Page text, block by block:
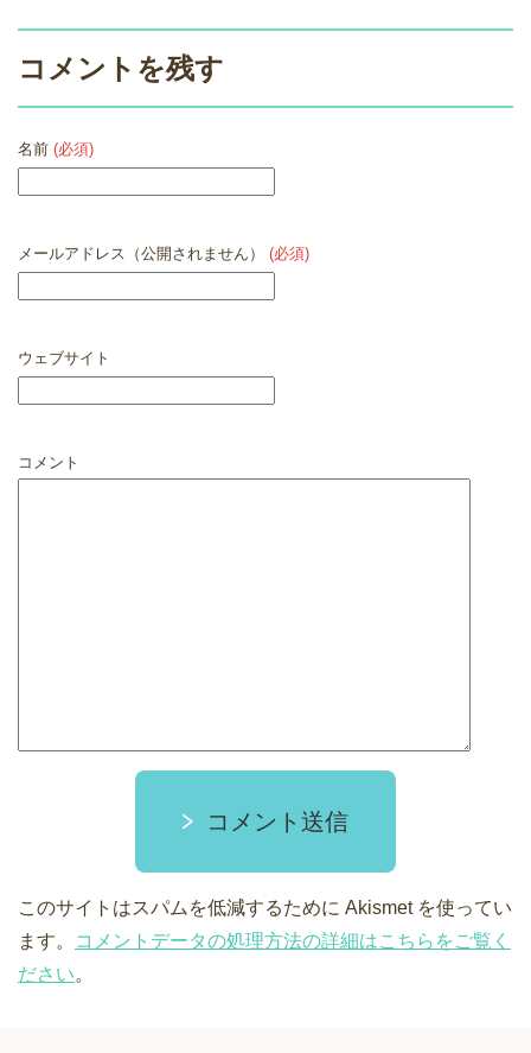
コメントを残す
名前 (必須)
メールアドレス（公開されません） (必須)
ウェブサイト
コメント
コメント送信
このサイトはスパムを低減するために Akismet を使ってい
ます。
コメントデータの処理方法の詳細はこちらをご覧く
ださい。